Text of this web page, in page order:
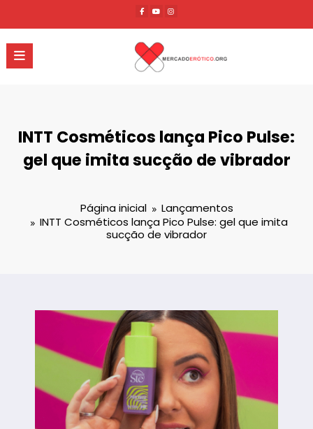
o
conteúdo
INTT Cosméticos lança Pico Pulse:
gel que imita sucção de vibrador
Página inicial
Lançamentos
INTT Cosméticos lança Pico Pulse: gel que imita
sucção de vibrador